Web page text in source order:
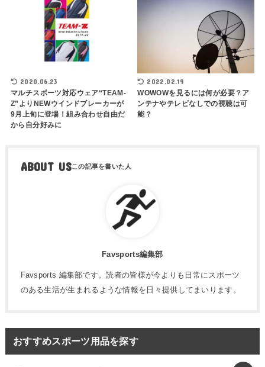
2020.06.23
マルチスポーツ対応ウェア“TEAM-
Z”よりNEWウインドブレーカーが
9月上旬に登場！組み合わせ自由だ
から自分好みに
2022.02.19
WOWOWを見るには何が必要？ア
ンテナやテレビなしでの視聴は可
能？
ABOUT US
Favsports編集部
Favsports 編集部です。読者の皆様が今よりも日常にスポーツ
のある生活が生まれるような情報を日々提供してまいります。
おすすめスポーツ用品を探す